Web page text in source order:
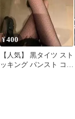
¥400
【人気】 黒タイツ スト
ッキング パンスト コス